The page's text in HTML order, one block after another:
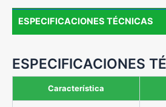
ESPECIFICACIONES TÉCNICAS
ESPECIFICACIONES
Característica